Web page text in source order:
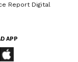
Report Digital
APP